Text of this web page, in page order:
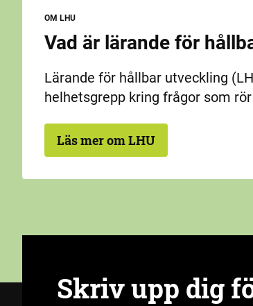
OM LHU
Vad är lärande för
Lärande för hållbar utveckling
helhetsgrepp kring frågor som
Läs mer om LHU
Skriv upp dig